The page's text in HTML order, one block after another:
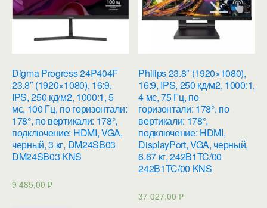
Digma Progress 24P404F
23.8″ (1920×1080), 16:9,
IPS, 250 кд/м2, 1000:1, 5
мс, 100 Гц, по горизонтали:
178°, по вертикали: 178°,
подключение: HDMI, VGA,
черный, 3 кг, DM24SB03
DM24SB03 KNS
9 485,00 ₽
Philips 23.8″ (1920×1080),
16:9, IPS, 250 кд/м2, 1000:1,
4 мс, 75 Гц, по
горизонтали: 178°, по
вертикали: 178°,
подключение: HDMI,
DisplayPort, VGA, черный,
6.67 кг, 242B1TC/00
242B1TC/00 KNS
37 027,00₽